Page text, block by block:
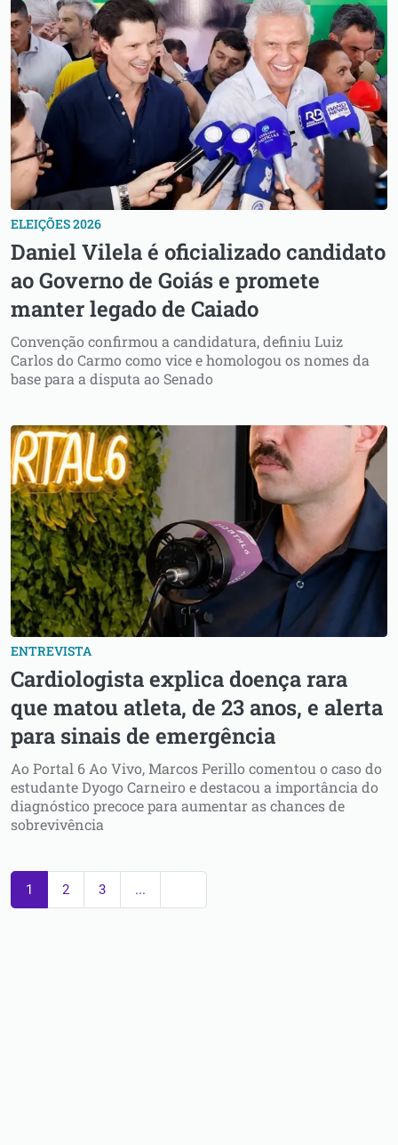
ELEIÇÕES 2026
Daniel Vilela é oficializado candidato
ao Governo de Goiás e promete
manter legado de Caiado
Convenção confirmou a candidatura, definiu Luiz
Carlos do Carmo como vice e homologou os nomes da
base para a disputa ao Senado
ENTREVISTA
Cardiologista explica doença rara
que matou atleta, de 23 anos, e alerta
para sinais de emergência
Ao Portal 6 Ao Vivo, Marcos Perillo comentou o caso do
estudante Dyogo Carneiro e destacou a importância do
diagnóstico precoce para aumentar as chances de
sobrevivência
1 2 3 ...